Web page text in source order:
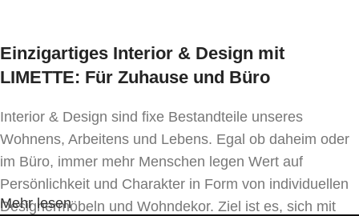
Einzigartiges Interior & Design mit
LIMETTE: Für Zuhause und Büro
Interior & Design sind fixe Bestandteile unseres
Wohnens, Arbeitens und Lebens. Egal ob daheim oder
im Büro, immer mehr Menschen legen Wert auf
Persönlichkeit und Charakter in Form von individuellen
Designermöbeln und Wohndekor. Ziel ist es, sich mit
Mehr lesen